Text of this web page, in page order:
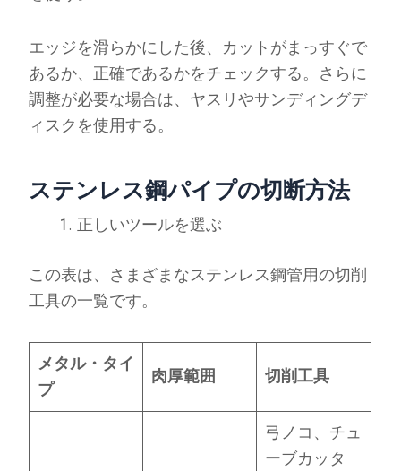
エッジを滑らかにした後、カットがまっすぐで
あるか、正確であるかをチェックする。さらに
調整が必要な場合は、ヤスリやサンディングデ
ィスクを使用する。
ステンレス鋼パイプの切断方法
正しいツールを選ぶ
この表は、さまざまなステンレス鋼管用の切削
工具の一覧です。
メタル・タイ
プ
肉厚範囲 切削工具
弓ノコ、チュ
ーブカッタ